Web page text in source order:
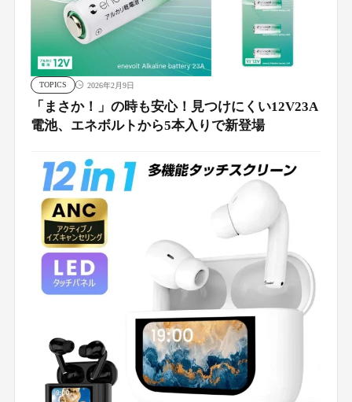
TOPICS 2026年2月9日
「まさか！」の時も安心！見つけにくい12V23A
電池、エネボルトから5本入りで新登場